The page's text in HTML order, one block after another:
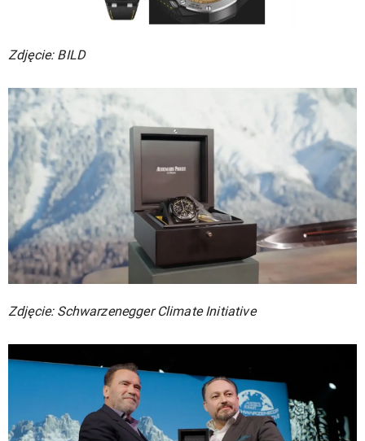
Zdjęcie: BILD
Zdjęcie: Schwarzenegger Climate Initiative